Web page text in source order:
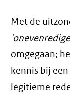
Met de
omgegaan;
kennis bij
legitieme